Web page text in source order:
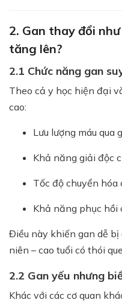
2. Gan thay đổi
tăng lên?
2.1 Chức năng gan
Theo cả y học hiện đại
cao:
Lưu lượng máu qua
Khả năng giải độc
Tốc độ chuyển hóa
Khả năng phục hồi
Điều này khiến gan dễ bị
niên – cao tuổi có thói
2.2 Gan yếu nhưng
Khác với các cơ quan